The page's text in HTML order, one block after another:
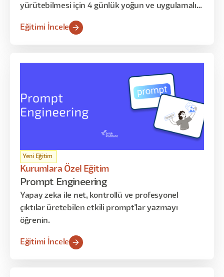
yürütebilmesi için 4 günlük yoğun ve uygulamalı
Eğitimi İncele
Yeni Eğitim
Kurumlara Özel Eğitim
Prompt Engineering
Yapay zeka ile net, kontrollü ve profesyonel
çıktılar üretebilen etkili prompt'lar yazmayı
öğrenin.
Eğitimi İncele